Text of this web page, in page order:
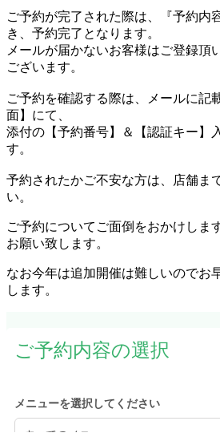
ご予約が完了された際は、『予約内
き、予約完了となります。
メールが届かないお客様はご登録頂
ございます。
ご予約を確認する際は、メールに記
面】にて、
添付の【予約番号】＆【認証キー】
す。
予約されたかご不安な方は、店舗ま
い。
ご予約についてご面倒をおかけしま
お願い致します。
なお今年は追加開催は難しいのでお
します。